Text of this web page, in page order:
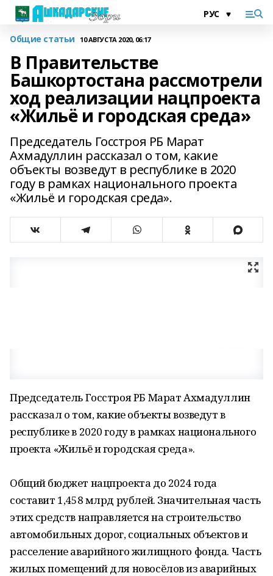
Общие статьи 10 АВГУСТА 2020, 06:17
В Правительстве
Башкортостана рассмотрели
ход реализации нацпроекта
«Жильё и городская среда»
Председатель Госстроя РБ Марат
Ахмадуллин рассказал о том, какие
объекты возведут в республике в 2020
году в рамках национального проекта
«Жильё и городская среда».
Председатель Госстроя РБ Марат Ахмадуллин
рассказал о том, какие объекты возведут в
республике в 2020 году в рамках национального
проекта «Жильё и городская среда».
Общий бюджет нацпроекта до 2024 года
составит 1,458 млрд рублей. Значительная часть
этих средств направляется на строительство
автомобильных дорог, социальных объектов и
расселение аварийного жилищного фонда. Часть
жилых помещений для новосёлов из аварийных